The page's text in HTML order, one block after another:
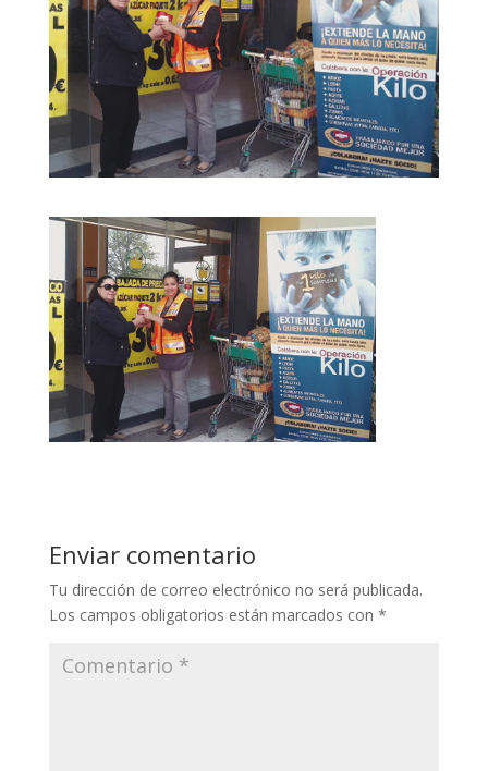
Enviar comentario
Tu dirección de correo electrónico no será publicada.
Los campos obligatorios están marcados con *